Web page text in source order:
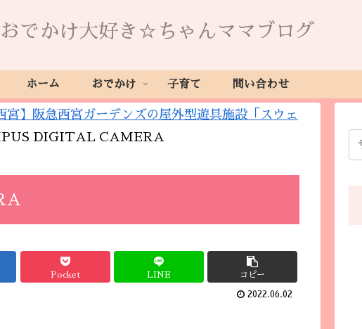
おでかけ大好き☆ちゃんママブログ
ホーム おでかけ 子育て 問い合わせ
宮】阪急西宮ガーデンズの屋外型遊具施設「スウェ
DIGITAL CAMERA
Pocket LINE コピー
2022.06.02